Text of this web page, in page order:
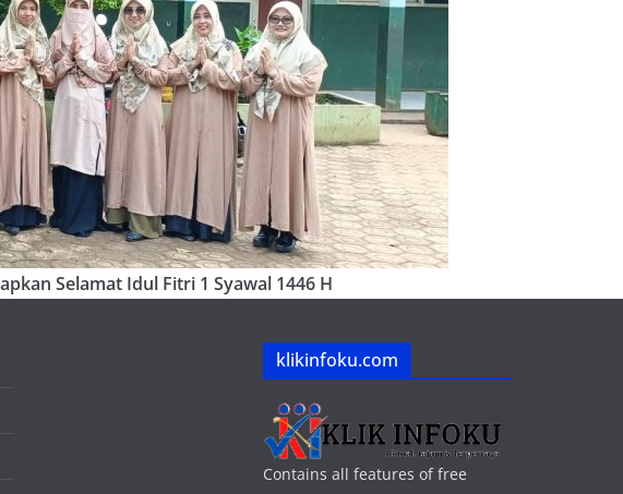
Selamat Idul Fitri 1 Syawal 1446 H
klikinfoku.com
Contains all features of free